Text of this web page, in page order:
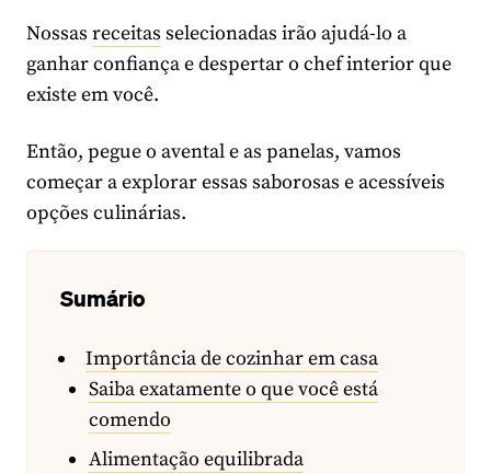
Nossas receitas selecionadas irão ajudá-lo a
ganhar confiança e despertar o chef interior que
existe em você.
Então, pegue o avental e as panelas, vamos
começar a explorar essas saborosas e acessíveis
opções culinárias.
Sumário
Importância de cozinhar em casa
Saiba exatamente o que você está
comendo
Alimentação equilibrada